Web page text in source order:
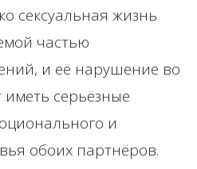
сексуальная жизнь
частью
и её нарушение во
серьёзные
и
обоих партнёров.